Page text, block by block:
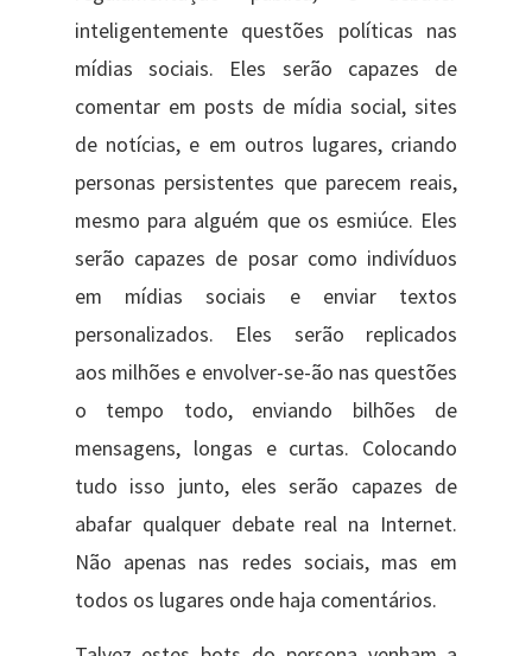
inteligentemente questões políticas nas
mídias sociais. Eles serão capazes de
comentar em posts de mídia social, sites
de notícias, e em outros lugares, criando
personas persistentes que parecem reais,
mesmo para alguém que os esmiúce. Eles
serão capazes de posar como indivíduos
em mídias sociais e enviar textos
personalizados. Eles serão replicados
aos milhões e envolver-se-ão nas questões
o tempo todo, enviando bilhões de
mensagens, longas e curtas. Colocando
tudo isso junto, eles serão capazes de
abafar qualquer debate real na Internet.
Não apenas nas redes sociais, mas em
todos os lugares onde haja comentários.